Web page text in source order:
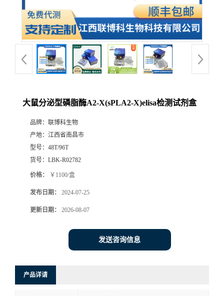
大鼠分泌型磷脂酶A2-X(sPLA2-X)elisa检测试剂盒
品牌： 联博科生物
产地： 江西省南昌市
型号： 48T/96T
货号： LBK-R02782
价格： ￥1100/盒
发布日期： 2024-07-25
更新日期： 2026-08-07
发送咨询信息
产品详请